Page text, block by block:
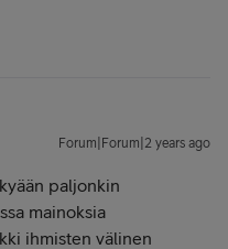
Forum|Forum|2 years ago
paljonkin
mainoksia
ihmisten välinen